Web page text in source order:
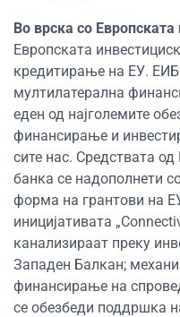
Во врска со
Европската
кредитирање на ЕУ. ЕИБ
мултилатерална
еден од најголемите
финансирање и
сите нас. Средствата
банка се надополнети
форма на грантови на
иницијативата
канализираат преку
Западен Балкан;
финансирање на
се обезбеди поддршка